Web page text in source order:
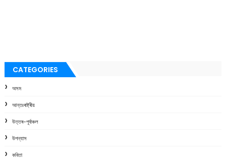
CATEGORIES
অসম
আন্তঃৰাষ্ট্ৰীয়
উত্তৰ-পূৰ্বাঞ্চল
উপন্যাস
কবিতা